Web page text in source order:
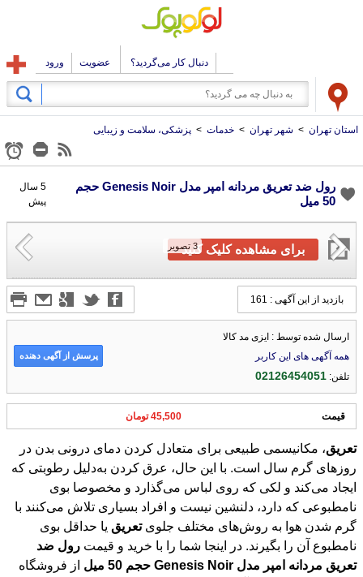
دنبال کار می‌گردید؟ عضویت ورود
استان تهران > شهر تهران > خدمات > پزشکی، سلامت و زیبایی
رول ضد تعریق مردانه امپر مدل Genesis Noir حجم
50 ميل
5 سال
پیش
3 تصویربرای مشاهده کلیک کنید
بازدید از این آگهی : 161
ارسال شده توسط : ایزی مد کالا
همه آگهی های این کاربر
تلفن:02126454051
پرسش از آگهی دهنده
قیمت 45,500 تومان
تعریق، مکانیسمی طبیعی برای متعادل کردن دمای درونی بدن در
روزهای گرم سال است. با این حال، عرق کردن به‌دلیل رطوبتی که
ایجاد می‌کند و لکی که روی لباس می‌گذارد و مخصوصا بوی
نامطبوعی که دارد، دلنشین نیست و افراد بسیاری تلاش می‌کنند با
گرم شدن هوا به روش‌های مختلف جلویتعریق یا حداقل بوی
نامطبوع آن را بگیرند. در اینجا شما را با خرید و قیمت رول ضد
تعریق مردانه امپر مدل Genesis Noir حجم 50 ميل از فروشگاه